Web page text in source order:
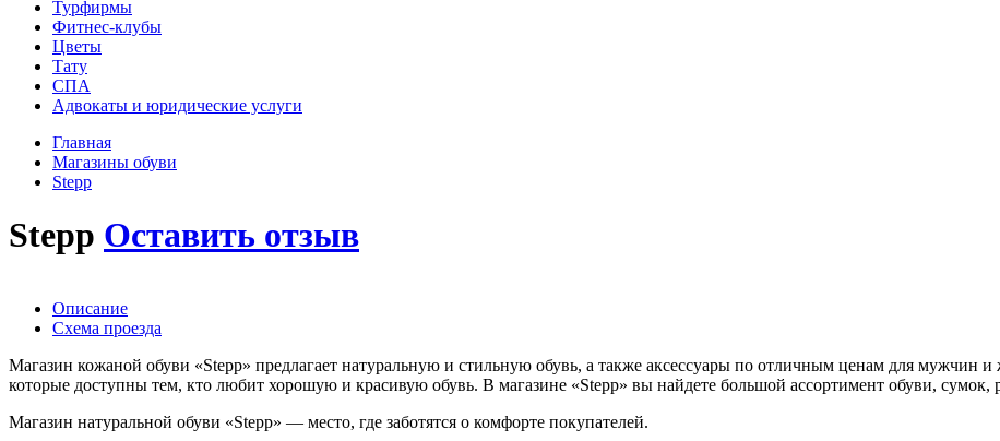
Турфирмы
Фитнес-клубы
Цветы
Тату
СПА
Адвокаты и юридические услуги
Главная
Магазины обуви
Stepp
Stepp Оставить отзыв
Описание
Схема проезда
Магазин кожаной обуви «Stepp» предлагает натуральную и стильную обувь, а также аксессуары по отличным ценам для
которые доступны тем, кто любит хорошую и красивую обувь. В магазине «Stepp» вы найдете большой ассортимент обуви, сумок,
Магазин натуральной обуви «Stepp» — место, где заботятся о комфорте покупателей.